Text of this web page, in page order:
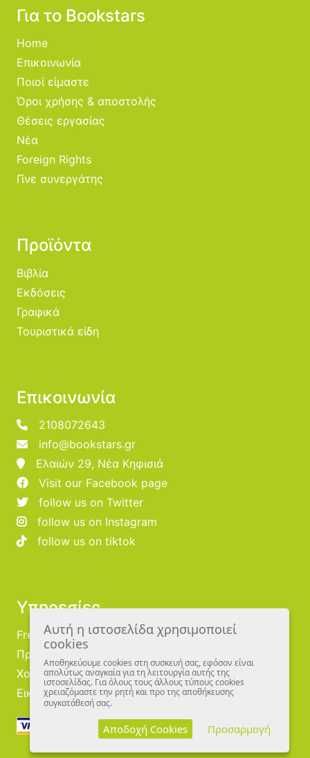
Για το Bookstars
Home
Επικοινωνία
Ποιοί είμαστε
Όροι χρήσης & αποστολής
Θέσεις εργασίας
Νέα
Foreign Rights
Γίνε συνεργάτης
Προϊόντα
Βιβλία
Εκδόσεις
Γραφικά
Τουριστικά είδη
Επικοινωνία
2108072643
info@bookstars.gr
Ελαιών 29, Νέα Κηφισιά
Visit our Facebook page
follow us on Twitter
follow us on Instagram
follow us on tiktok
Υπηρεσίες
Free Publishing
Προμηθευτές
Χονδρική
Εικονογράφοι
Αυτή η ιστοσελίδα χρησιμοποιεί
cookies
Αποθηκεύουμε cookies στη συσκευή σας, εφόσον είναι
απολύτως αναγκαία για τη λειτουργία αυτής της
ιστοσελίδας. Για όλους τους άλλους τύπους cookies
χρειαζόμαστε την ρητή και προ της αποθήκευσης
συγκατάθεσή σας.
Αποδοχή Cookies Προσαρμογή